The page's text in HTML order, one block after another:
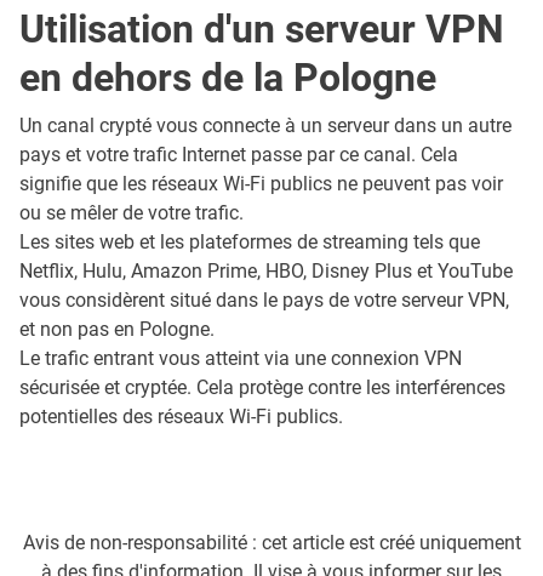
Utilisation d'un serveur VPN
en dehors de la Pologne
Un canal crypté vous connecte à un serveur dans un autre
pays et votre trafic Internet passe par ce canal. Cela
signifie que les réseaux Wi-Fi publics ne peuvent pas voir
ou se mêler de votre trafic.
Les sites web et les plateformes de streaming tels que
Netflix, Hulu, Amazon Prime, HBO, Disney Plus et YouTube
vous considèrent situé dans le pays de votre serveur VPN,
et non pas en Pologne.
Le trafic entrant vous atteint via une connexion VPN
sécurisée et cryptée. Cela protège contre les interférences
potentielles des réseaux Wi-Fi publics.
Avis de non-responsabilité : cet article est créé uniquement